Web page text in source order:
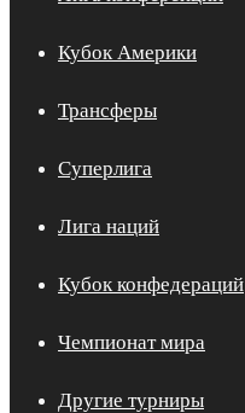
Кубок Америки
Трансферы
Суперлига
Лига наций
Кубок конфедераций
Чемпионат мира
Другие турниры